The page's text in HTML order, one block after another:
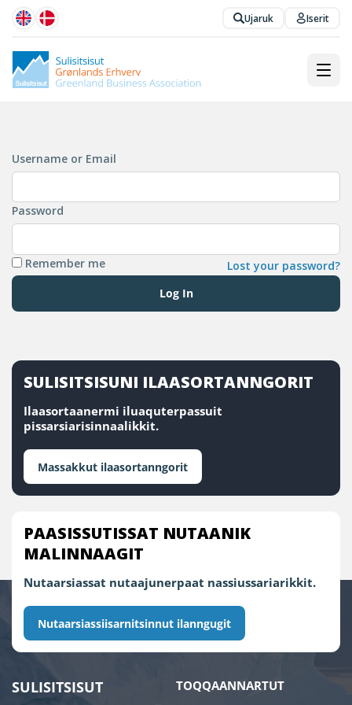
Ujaruk Iserit
Username or Email
Password
Remember me
Lost your password?
Log In
SULISITSISUNI ILAASORTANNGORIT
Ilaasortaanermi iluaquterpassuit
pissarsiarisinnaalikkit.
Massakkut ilaasortanngorit
PAASISSUTISSAT NUTAANIK
MALINNAAGIT
Nutaarsiassat nutaajunerpaat nassiussariarikkit.
Nutaarsiassiisarnitsinnut ilanngugit
SULISITSISUT
TOQQAANNARTUT